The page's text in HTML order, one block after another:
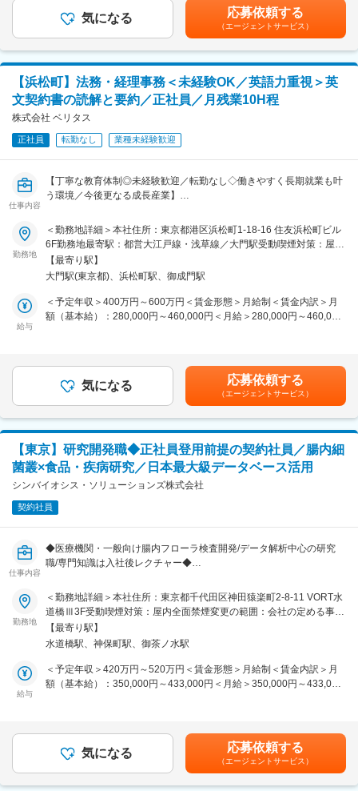
休日：年間休日120日以上、完全週休2日制（土・日）
■想定されるキャリアパス
新規事業開発、プロジェクトリーダー、アジア進出に伴うグローバル
プロジェクト推進など多様なキャリアが描けます。
■企業の特徴/魅力
腸内環境研究のリーディングカンパニーとして「病気ゼロ」の実現を
目指し、社会実装と市場共創を推進しています。
研究開発職のミッションは大きく２つあります。まず１つは安全性が
高いAOFの培養技術を用いて、再生医療の可能性を広げること。難治
を詳細に調べることで、新しい治療薬候補（創薬シーズ）を発見する
ことが目的です。また、間葉系幹細胞の分泌物に有効成分があること
がわかった場合には、分泌物の中からその有効成分を同定することも
どちらの業務においても、医療機関や研究所、大学、大手製薬会社な
ど、再生医療の最前線に立つパートナーと連携・交流するシーンが多
く、再生医療技術の共同研究、技術提供なども積極的に行います。治
療が困難とされた疾患に対して新たなアプローチを確立したり、今後
広い分野に活用が期待できる再生医療シーズを開発したり、世界中で
す。
■当社の魅力：
◎当社は再生医療の最前線で活躍するベンチャー企業です。自社開発
ます。
◎入社5年の社員が2人も代表取締役になれた（社長、副社長）実績の
る楽しさ、達成感を味わうことができる職場です。
変更の範囲：会社の定める業務
補足＞■昇給：4月■賞与：年2回（夏季、冬季）※実施の有無および金
額は会社業績および個人評価に基づきます。賃金はあくまでも目安の
金額であり、選考を通じて上下する可能性があります。月給(月額)は
固定手当を含めた表記です。
気になる 応募依頼する
（エージェントサービス）
【浜松町】法務・経理事務＜未経験OK／英語力重視＞英
文契約書の読解と要約／正社員／月残業10H程
株式会社 ベリタス
正社員 転勤なし 業種未経験歓迎
仕事内容
【丁寧な教育体制◎未経験歓迎／転勤なし◇働きやすく長期就業も叶
う環境／今後更なる成長産業】
■職務詳細
管理本部の一員として法務・経理事務をメインにお任せできる方を募
集します。
【法務事務】
・日英契約書リーガルチェック、締結までの社内関係者相談・調整
・英文契約書の要約作成
・社外の顧問弁護士との連絡
・契約書管理
・海外及び国内送金業務
・入金処理・請求業務
・経費精算
【その他／ご経験に合わせて徐々にお任せしたいこと】
・一般総務事務
ご安心ください。
英語スキルを実務で活かせる環境で、管理部門のゼネラリストを目指
■働きやすい社風
・月残業10時間程／年休125日
・働きやすい就労環境で勤続年数30年以上の社員多数◎
・社員を大切にする社風で長期就業しやすい環境◎
当社は50年以上の歴史から業績も安定し、社内で着実にステップアッ
プすることができます。移転間もないオフィスは、「働くことをデザ
ト組織適合性抗原、ならびに環境改善製品に確固たる地位を築き、臨
床検査関連製品、検査用試薬から原料まで、グローバルネットワーク
を駆使して先端的な技術、製品を扱っています。
勤務地
＜勤務地詳細＞本社住所：東京都港区浜松町1-18-16 住友浜松町ビル
6F勤務地最寄駅：都営大江戸線・浅草線／大門駅受動喫煙対策：屋内
全面禁煙変更の範囲：会社の定める事業所
【最寄り駅】
大門駅(東京都)、浜松町駅、御成門駅
給与
＜予定年収＞400万円～600万円＜賃金形態＞月給制＜賃金内訳＞月
額（基本給）：280,000円～460,000円＜月給＞280,000円～460,000
気になる 応募依頼する
（エージェントサービス）
【東京】研究開発職◆正社員登用前提の契約社員／腸内細
菌叢×食品・疾病研究／日本最大級データベース活用
シンバイオシス・ソリューションズ株式会社
契約社員
仕事内容
◆医療機関・一般向け腸内フローラ検査開発/データ解析中心の研究
職/専門知識は入社後レクチャー◆
■職務詳細：
・腸内細菌叢と疾病リスクの関連性に関する研究
・食品摂取と腸内細菌叢変化の関係性に関する研究
・臨床試験を含む研究計画の立案・進行管理
・腸内細菌叢データの解析および結果のレポート作成
・学会・外部向けの成果発表資料作成・発表
・腸内細菌叢検査・分析サービスの企画・開発
のデータベースや解析手法まで丁寧にレクチャーします。
最初は既存プロジェクトのサポートとして、データ確認や簡単な解
析、報告書作成補助などからスタート。
勤務地
＜勤務地詳細＞本社住所：東京都千代田区神田猿楽町2-8-11 VORT水
道橋Ⅲ3F受動喫煙対策：屋内全面禁煙変更の範囲：会社の定める事業
所【最寄り駅】
水道橋駅、神保町駅、御茶ノ水駅
給与
＜予定年収＞420万円～520万円＜賃金形態＞月給制＜賃金内訳＞月
額（基本給）：350,000円～433,000円＜月給＞350,000円～433,000
より、原則として正社員（無期雇用）転属時に給与を加算して再提示
いたします。・業務手当あり、資格・学位による手当あり・昇給あり
賃金はあくまでも目安の金額であり、選考を通じて上下する可能性が
あります。月給(月額)は固定手当を含めた表記です。
気になる 応募依頼する
（エージェントサービス）